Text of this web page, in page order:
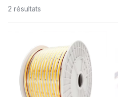
2 résultats